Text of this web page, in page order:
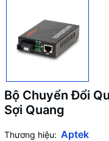
Bộ Chuyển Đổi
Sợi Quang
Thương hiệu: Aptek